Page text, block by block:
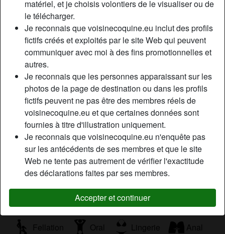
matériel, et je choisis volontiers de le visualiser ou de
le télécharger.
Je reconnais que voisinecoquine.eu inclut des profils
fictifs créés et exploités par le site Web qui peuvent
communiquer avec moi à des fins promotionnelles et
autres.
Je reconnais que les personnes apparaissant sur les
photos de la page de destination ou dans les profils
fictifs peuvent ne pas être des membres réels de
voisinecoquine.eu et que certaines données sont
fournies à titre d'illustration uniquement.
Je reconnais que voisinecoquine.eu n'enquête pas
sur les antécédents de ses membres et que le site
Web ne tente pas autrement de vérifier l'exactitude
des déclarations faites par ses membres.
Accepter et continuer
Sexualité:
Hétéro
Relation:
Couleur des cheveux:
Brunette
Couleur des yeux:
Brun
Poids:
55 Kg
Description
Coucou les mecs, je vous souhaite le bienvenue sur mon
profil. Je suis une belle sexy brune divorcée qui a très
envie de s’échapper dans les bras d’un homme tendre et
coquine lors d’un plan q gratuit .
Cherche
Homme, Hétéro
Tags
Fellation Oral Lingerie Anal